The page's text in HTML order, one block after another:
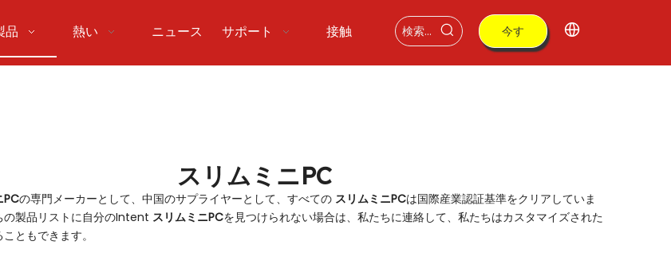
品 熱い ニュース サポート 接触
今す
ぐ購
スリムミニPC
PCの専門メーカーとして、中国のサプライヤーとして、すべての スリムミニPCは国際産業認証基準をクリアしていま
の製品リストに自分のIntent スリムミニPCを見つけられない場合は、私たちに連絡して、私たちはカスタマイズされた
ともできます。